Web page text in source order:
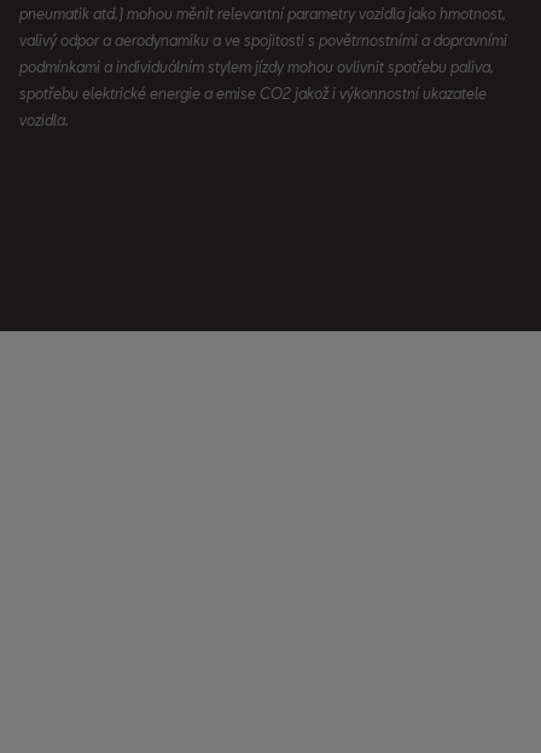
pneumatik atd.) mohou měnit relevantní parametry vozidla jako hmotnost,
valivý odpor a aerodynamiku a ve spojitosti s povětrnostními a dopravními
podmínkami a individuálním stylem jízdy mohou ovlivnit spotřebu paliva,
spotřebu elektrické energie a emise CO2 jakož i výkonnostní ukazatele
vozidla.